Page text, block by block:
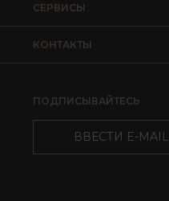
КОНТАКТЫ
СЕРВИСЫ
ПОДПИСЫВАЙТЕСЬ
ВВЕСТИ E-MAIL